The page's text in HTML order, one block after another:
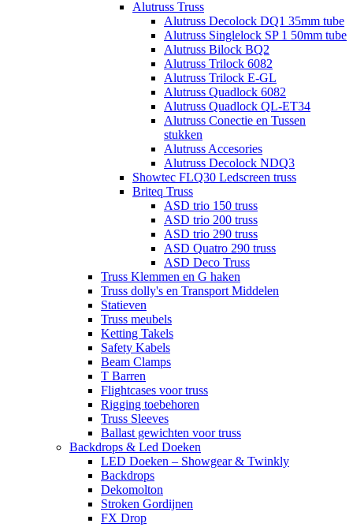
Alutruss Truss
Alutruss Decolock DQ1 35mm tube
Alutruss Singlelock SP 1 50mm tube
Alutruss Bilock BQ2
Alutruss Trilock 6082
Alutruss Trilock E-GL
Alutruss Quadlock 6082
Alutruss Quadlock QL-ET34
Alutruss Conectie en Tussen
stukken
Alutruss Accesories
Alutruss Decolock NDQ3
Showtec FLQ30 Ledscreen truss
Briteq Truss
ASD trio 150 truss
ASD trio 200 truss
ASD trio 290 truss
ASD Quatro 290 truss
ASD Deco Truss
Truss Klemmen en G haken
Truss dolly's en Transport Middelen
Statieven
Truss meubels
Ketting Takels
Safety Kabels
Beam Clamps
T Barren
Flightcases voor truss
Rigging toebehoren
Truss Sleeves
Ballast gewichten voor truss
Backdrops & Led Doeken
LED Doeken – Showgear & Twinkly
Backdrops
Dekomolton
Stroken Gordijnen
FX Drop